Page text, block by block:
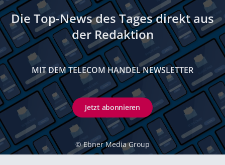
Die Top-News des Tages direkt aus
der Redaktion
MIT DEM TELECOM HANDEL NEWSLETTER
Jetzt abonnieren
© Ebner Media Group